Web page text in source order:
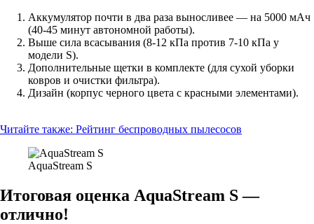
Аккумулятор почти в два раза выносливее — на 5000 мАч
(40-45 минут автономной работы).
Выше сила всасывания (8-12 кПа против 7-10 кПа у
модели S).
Дополнительные щетки в комплекте (для сухой уборки
ковров и очистки фильтра).
Дизайн (корпус черного цвета с красными элементами).
Читайте также: Рейтинг беспроводных пылесосов
AquaStream S
Итоговая оценка AquaStream S —
отлично!